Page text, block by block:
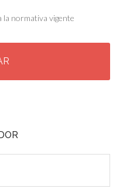
la normativa vigente